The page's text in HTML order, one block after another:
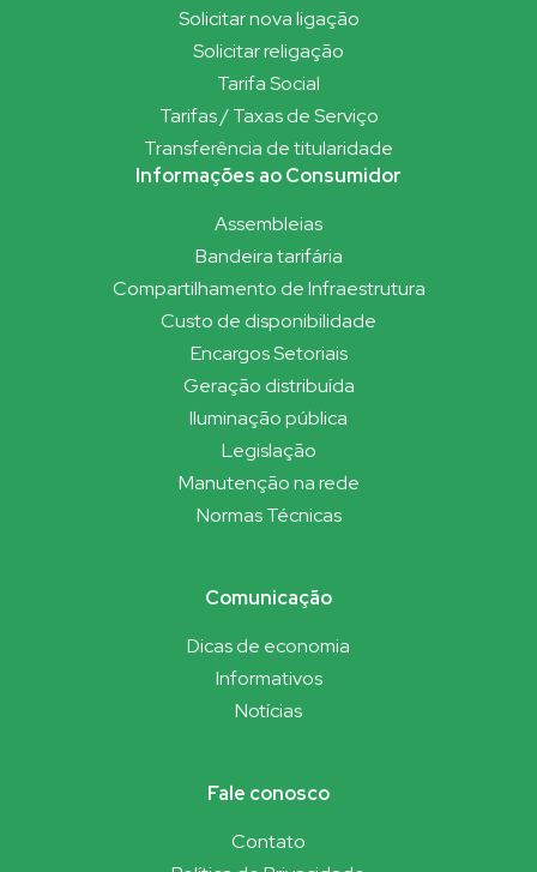
Solicitar nova ligação
Solicitar religação
Tarifa Social
Tarifas / Taxas de Serviço
Transferência de titularidade
Informações ao Consumidor
Assembleias
Bandeira tarifária
Compartilhamento de Infraestrutura
Custo de disponibilidade
Encargos Setoriais
Geração distribuída
Iluminação pública
Legislação
Manutenção na rede
Normas Técnicas
Comunicação
Dicas de economia
Informativos
Notícias
Fale conosco
Contato